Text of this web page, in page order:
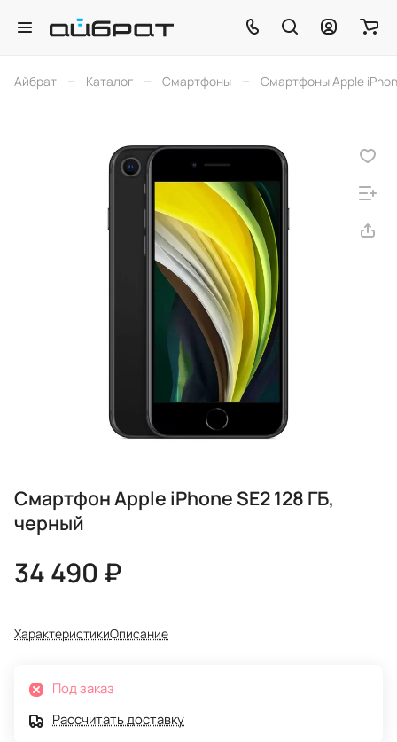
Айбрат – Каталог – Смартфоны – Смартфоны Apple
Смартфон Apple iPhone SE2 128 ГБ,
черный
34 490 ₽
ХарактеристикиОписание
Под заказ
Рассчитать доставку